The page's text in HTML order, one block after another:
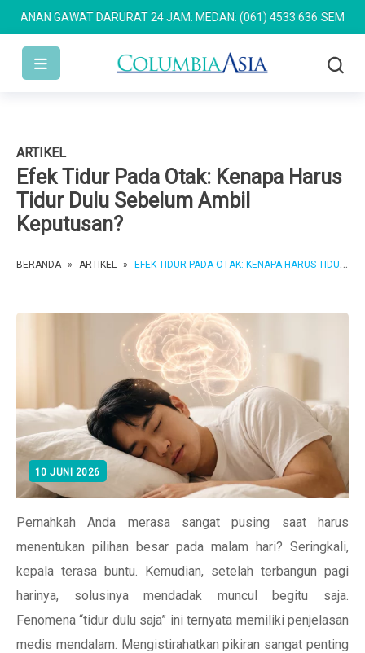
GAWAT DARURAT 24 JAM: MEDAN: (061) 4533 636 SEMARANG:
ARTIKEL
Efek Tidur Pada Otak: Kenapa Harus
Tidur Dulu Sebelum Ambil
Keputusan?
BERANDA » ARTIKEL » EFEK TIDUR PADA OTAK: KENAPA HARUS TIDUR DULU SEBELUM AMBIL KEPUTUSAN?
10 JUNI 2026
Pernahkah Anda merasa sangat pusing saat harus
menentukan pilihan besar pada malam hari? Seringkali,
kepala terasa buntu. Kemudian, setelah terbangun pagi
harinya, solusinya mendadak muncul begitu saja.
Fenomena “tidur dulu saja” ini ternyata memiliki penjelasan
medis mendalam. Mengistirahatkan pikiran sangat penting